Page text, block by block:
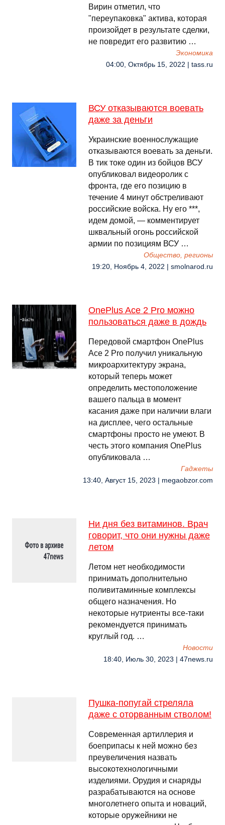
Вирин отметил, что
"переупаковка" актива, которая
произойдет в результате сделки,
не повредит его развитию …
Экономика
04:00, Октябрь 15, 2022 | tass.ru
ВСУ отказываются воевать
даже за деньги
Украинские военнослужащие
отказываются воевать за деньги.
В тик токе один из бойцов ВСУ
опубликовал видеоролик с
фронта, где его позицию в
течение 4 минут обстреливают
российские войска. Ну его ***,
идем домой, — комментирует
шквальный огонь российской
армии по позициям ВСУ …
Общество, регионы
19:20, Ноябрь 4, 2022 | smolnarod.ru
OnePlus Ace 2 Pro можно
пользоваться даже в дождь
Передовой смартфон OnePlus
Ace 2 Pro получил уникальную
микроархитектуру экрана,
который теперь может
определить местоположение
вашего пальца в момент
касания даже при наличии влаги
на дисплее, чего остальные
смартфоны просто не умеют. В
честь этого компания OnePlus
опубликовала …
Гаджеты
13:40, Август 15, 2023 | megaobzor.com
Ни дня без витаминов. Врач
говорит, что они нужны даже
летом
Летом нет необходимости
принимать дополнительно
поливитаминные комплексы
общего назначения. Но
некоторые нутриенты все-таки
рекомендуется принимать
круглый год. …
Новости
18:40, Июль 30, 2023 | 47news.ru
Пушка-попугай стреляла
даже с оторванным стволом!
Современная артиллерия и
боеприпасы к ней можно без
преувеличения назвать
высокотехнологичными
изделиями. Орудия и снаряды
разрабатываются на основе
многолетнего опыта и новаций,
которые оружейники не